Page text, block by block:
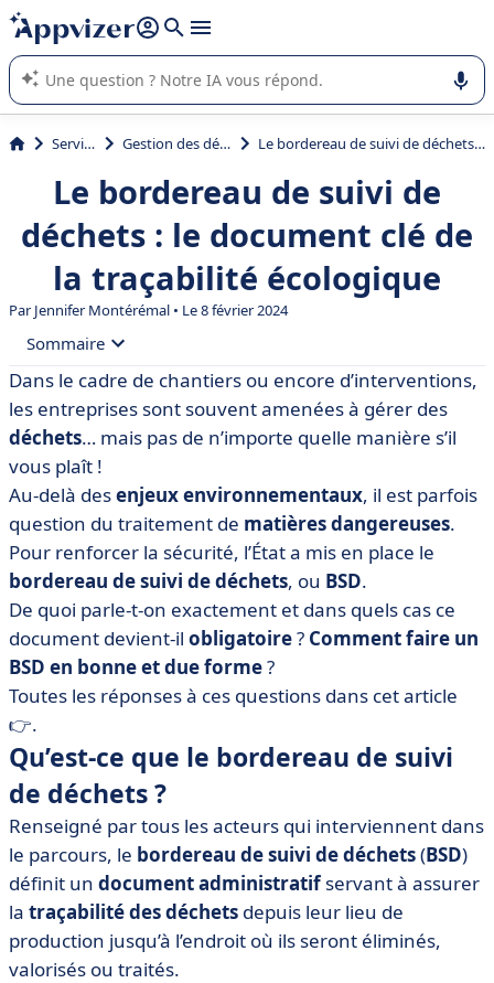
répondre (plusieurs lignes avec
L'IA de Appvizer vous guide dans l'utilisation ou la sélection de
logiciel SaaS en entreprise.
Services Gestion des déchets Le bordereau de suivi de déchets : le document clé de la traçabilité écologique
Le bordereau de suivi de
déchets : le document clé de
la traçabilité écologique
ParJennifer Montérémal • Le 8 février 2024
Sommaire
• Qu’est-ce que le bordereau de suivi de déchets ?
• Qui doit faire le BSD ?
• Pourquoi l’entreprise doit émettre un bordereau de
suivi des déchets ?
• Quelles réglementations en fonction du type de
déchets ?
• Comment remplir un bordereau de suivi des déchets
?
• Le bordereau de suivi de déchets en bref
Dans le cadre de chantiers ou encore d’interventions,
les entreprises sont souvent amenées à gérer des
déchets… mais pas de n’importe quelle manière s’il
vous plaît !
Au-delà desenjeux environnementaux, il est parfois
question du traitement de matières dangereuses.
Pour renforcer la sécurité, l’État a mis en place le
bordereau de suivi de déchets, ou BSD.
De quoi parle-t-on exactement et dans quels cas ce
document devient-il obligatoire? Comment faire un
BSD en bonne et due forme?
Toutes les réponses à ces questions dans cet article
👉.
Qu’est-ce que le bordereau de suivi
de déchets ?
Renseigné par tous les acteurs qui interviennent dans
le parcours, le bordereau de suivi de déchets(BSD)
définit un document administratifservant à assurer
la traçabilité des déchets depuis leur lieu de
production jusqu’à l’endroit où ils seront éliminés,
valorisés ou traités.